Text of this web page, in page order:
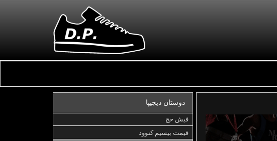
دوستان دیجیپا
فیش حج
قیمت بیسیم کنوود